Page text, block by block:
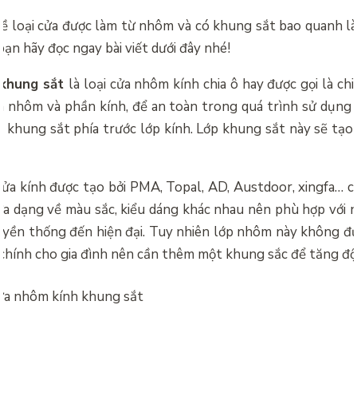
loại cửa được làm từ nhôm và có khung sắt bao quanh
hãy đọc ngay bài viết dưới đây nhé!
sắt là loại cửa nhôm kính chia ô hay được gọi là
nhôm và phần kính, để an toàn trong quá trình sử
khung sắt phía trước lớp kính. Lớp khung sắt này sẽ tạo
kính được tạo bởi PMA, Topal, AD, Austdoor, xingfa…
dạng về màu sắc, kiểu dáng khác nhau nên phù hợp với
thống đến hiện đại. Tuy nhiên lớp nhôm này không
cho gia đình nên cần thêm một khung sắc để tăng